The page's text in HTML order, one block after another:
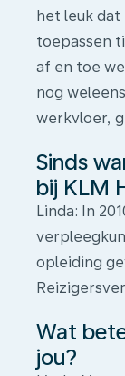
het leuk dat
toepassen
af en toe
nog
werkvloer,
Sinds
bij KLM
Linda: In
opleiding
Wat
jou?